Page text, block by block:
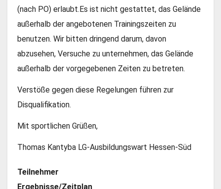
(nach PO) erlaubt.Es ist nicht gestattet, das Gelände
außerhalb der angebotenen Trainingszeiten zu
benutzen. Wir bitten dringend darum, davon
abzusehen, Versuche zu unternehmen, das Gelände
außerhalb der vorgegebenen Zeiten zu betreten.
Verstöße gegen diese Regelungen führen zur
Disqualifikation.
Mit sportlichen Grüßen,
Thomas Kantyba LG-Ausbildungswart Hessen-Süd
Teilnehmer
Ergebnisse/Zeitplan